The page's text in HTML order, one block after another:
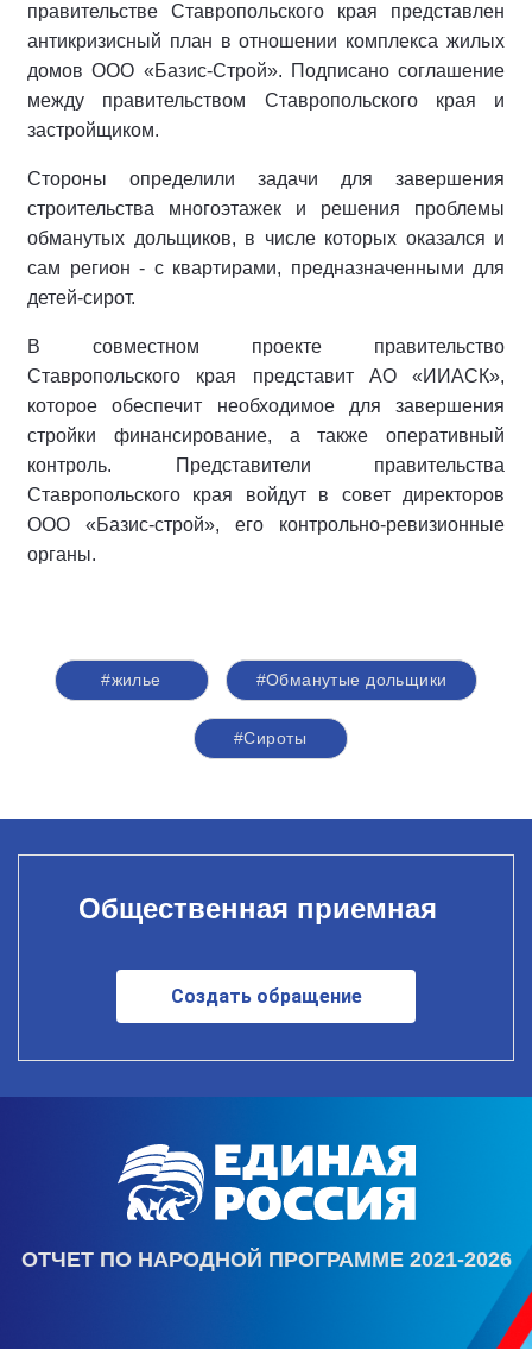
правительстве Ставропольского края представлен
антикризисный план в отношении комплекса жилых
домов ООО «Базис-Строй». Подписано соглашение
между правительством Ставропольского края и
застройщиком.
Стороны определили задачи для завершения
строительства многоэтажек и решения проблемы
обманутых дольщиков, в числе которых оказался и
сам регион - с квартирами, предназначенными для
детей-сирот.
В совместном проекте правительство
Ставропольского края представит АО «ИИАСК»,
которое обеспечит необходимое для завершения
стройки финансирование, а также оперативный
контроль. Представители правительства
Ставропольского края войдут в совет директоров
ООО «Базис-строй», его контрольно-ревизионные
органы.
#жилье #Обманутые дольщики
#Сироты
Общественная приемная
Создать обращение
ОТЧЕТ ПО НАРОДНОЙ ПРОГРАММЕ 2021-2026